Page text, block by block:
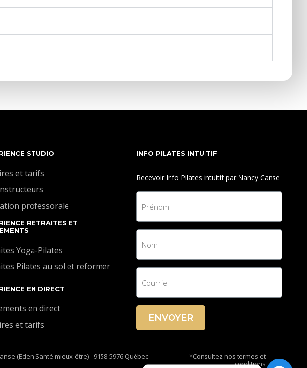
STUDIO
et tarifs
professorale
RETRAITES ET
Yoga-Pilates
Pilates au sol et reformer
EN DIRECT
en direct
et tarifs
INFO PILATES INTUITIF
Recevoir Info Pilates intuitif par Nancy Canse
ENVOYER
(Eden Santé mieux-être) - 9158-5976 Québec
*Consultez nos termes et
conditions